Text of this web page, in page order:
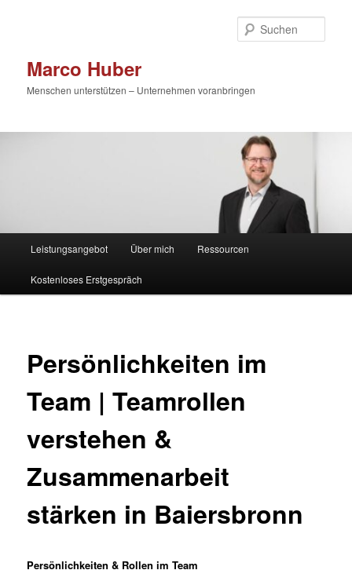
Marco Huber
Menschen unterstützen – Unternehmen voranbringen
Leistungsangebot Über mich Ressourcen
Kostenloses Erstgespräch
Persönlichkeiten im
Team | Teamrollen
verstehen &
Zusammenarbeit
stärken in Baiersbronn
Persönlichkeiten & Rollen im Team